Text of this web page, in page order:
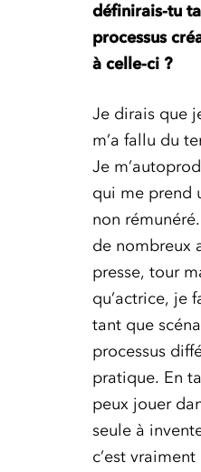
définirais-tu
processus
à celle-ci ?
Je dirais que
m’a fallu du
Je
qui me prend
non
de nombreux
presse, tour
qu’actrice, je
tant que
processus
pratique. En
peux jouer
seule à
c’est